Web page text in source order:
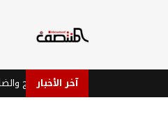
آخر الأخبار
حوثية على تخوم لحج والضالع..